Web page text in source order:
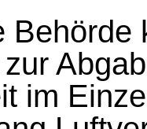
Behörde
im